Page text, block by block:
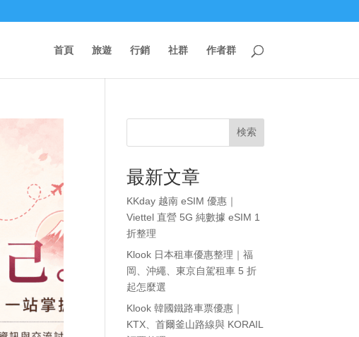
首頁 旅遊 行銷 社群 作者群
検索
最新文章
KKday 越南 eSIM 優惠｜
Viettel 直營 5G 純數據 eSIM 1
折整理
Klook 日本租車優惠整理｜福
岡、沖繩、東京自駕租車 5 折
起怎麼選
Klook 韓國鐵路車票優惠｜
KTX、首爾釜山路線與 KORAIL